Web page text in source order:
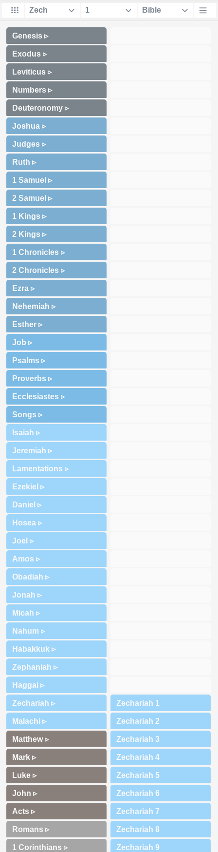
Genesis ▹
Exodus ▹
Leviticus ▹
Numbers ▹
Deuteronomy ▹
Joshua ▹
Judges ▹
Ruth ▹
1 Samuel ▹
2 Samuel ▹
1 Kings ▹
2 Kings ▹
1 Chronicles ▹
2 Chronicles ▹
Ezra ▹
Nehemiah ▹
Esther ▹
Job ▹
Psalms ▹
Proverbs ▹
Ecclesiastes ▹
Songs ▹
Isaiah ▹
Jeremiah ▹
Lamentations ▹
Ezekiel ▹
Daniel ▹
Hosea ▹
Joel ▹
Amos ▹
Obadiah ▹
Jonah ▹
Micah ▹
Nahum ▹
Habakkuk ▹
Zephaniah ▹
Haggai ▹
Zechariah ▹
Malachi ▹
Matthew ▹
Mark ▹
Luke ▹
John ▹
Acts ▹
Romans ▹
1 Corinthians ▹